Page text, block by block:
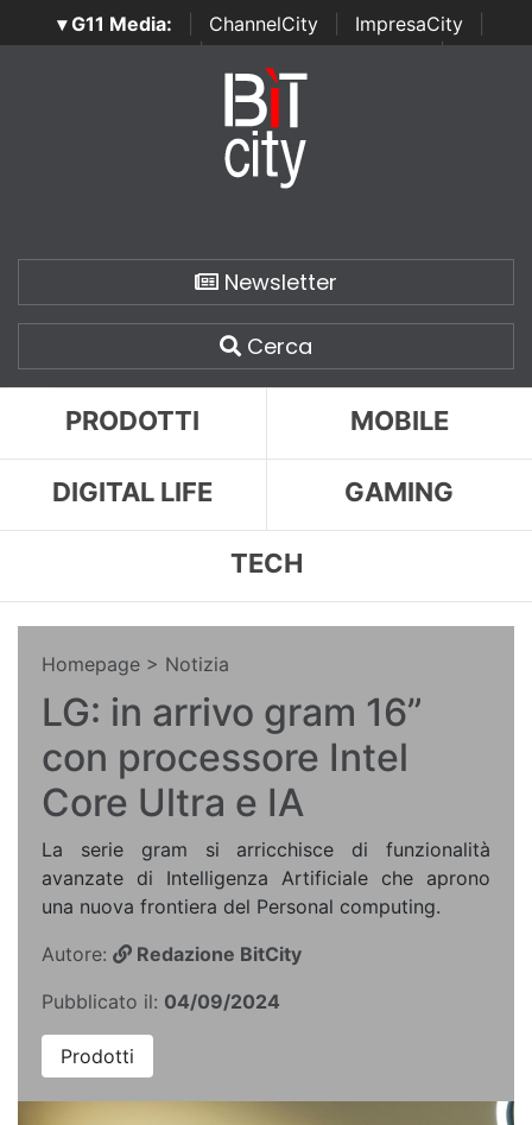
▾ G11 Media: ChannelCity ImpresaCity
SecurityOpenLab | Italian Channel Awards | Italian
Italian Security Awards
Newsletter
Cerca
PRODOTTI MOBILE
DIGITAL LIFE GAMING
TECH
Homepage > Notizia
LG: in arrivo gram 16”
con processore Intel
Core Ultra e IA
La serie gram si arricchisce di funzionalità
avanzate di Intelligenza Artificiale che aprono
una nuova frontiera del Personal computing.
Autore:
Redazione BitCity
Pubblicato il: 04/09/2024
Prodotti